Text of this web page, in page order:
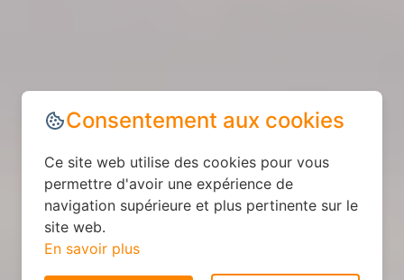
Consentement aux cookies
Ce site web utilise des cookies pour vous
permettre d'avoir une expérience de
navigation supérieure et plus pertinente sur le
site web.
En savoir plus